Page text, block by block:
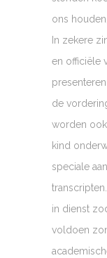
ons
In zekere
en officiële
de
worden
kind
speciale
in dienst
voldoen